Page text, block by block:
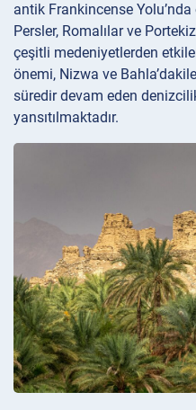
antik Frankincense
Persler, Romalılar ve
çeşitli medeniyetlerden
önemi, Nizwa ve
süredir devam eden
yansıtılmaktadır.